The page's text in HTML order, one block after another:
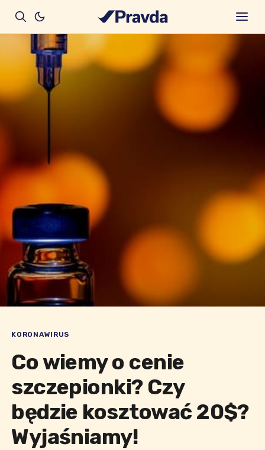
KORONAWIRUS
Co wiemy o cenie
szczepionki? Czy
będzie kosztować 20$?
Wyjaśniamy!